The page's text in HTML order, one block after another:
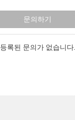
문의하기
등록된 문의가 없습니다.